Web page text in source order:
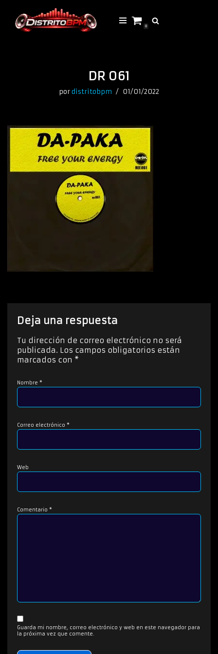
Saltar
0
DR 061
pordistritobpm 01/01/2022
Deja una respuesta
Tu dirección de correo electrónico no será
publicada. Los campos obligatorios están
marcados con *
Nombre *
Correo electrónico *
Web
Comentario *
Guarda mi nombre, correo electrónico y web en este navegador para
la próxima vez que comente.